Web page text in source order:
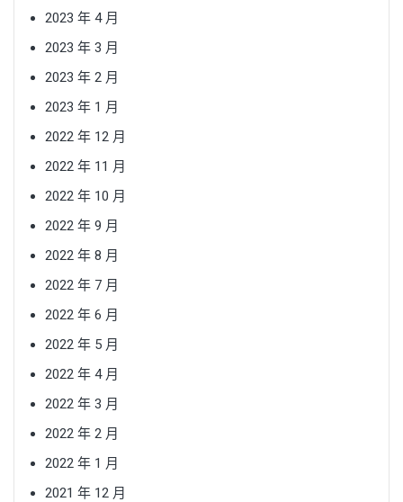
2023 年 4 月
2023 年 3 月
2023 年 2 月
2023 年 1 月
2022 年 12 月
2022 年 11 月
2022 年 10 月
2022 年 9 月
2022 年 8 月
2022 年 7 月
2022 年 6 月
2022 年 5 月
2022 年 4 月
2022 年 3 月
2022 年 2 月
2022 年 1 月
2021 年 12 月